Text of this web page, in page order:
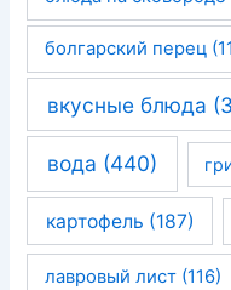
болгарский перец
вкусные блюда
вода (440)
картофель (187)
лавровый лист(116)